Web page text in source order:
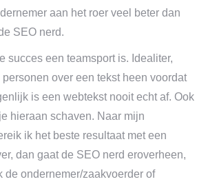
aan het roer veel beter dan
SEO nerd.
succes een teamsport is. Idealiter,
over een tekst heen voordat
is een webtekst nooit echt af. Ook
hieraan schaven. Naar mijn
ik het beste resultaat met een
dan gaat de SEO nerd eroverheen,
de ondernemer/zaakvoerder of